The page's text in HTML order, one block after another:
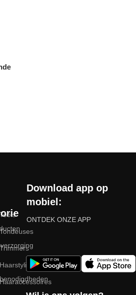
Tools
Tondeuses
Trimmers
Haarstyling
Haaraccessoires
Download app op
mobiel:
ONTDEK ONZE APP